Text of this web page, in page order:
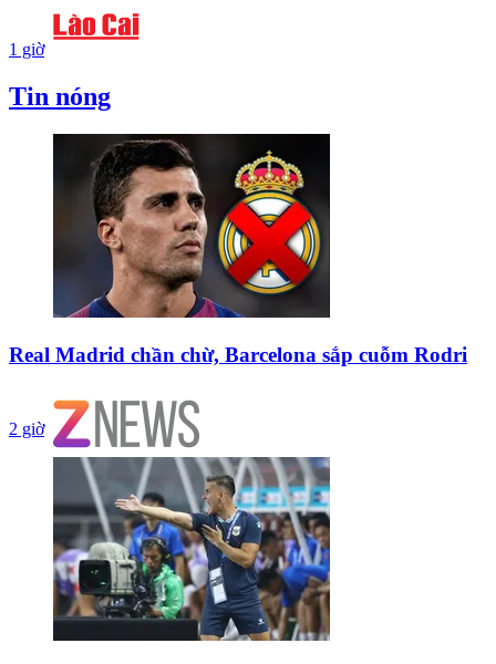
1 giờ
Tin nóng
Real Madrid chần chừ, Barcelona sắp cuỗm Rodri
2 giờ